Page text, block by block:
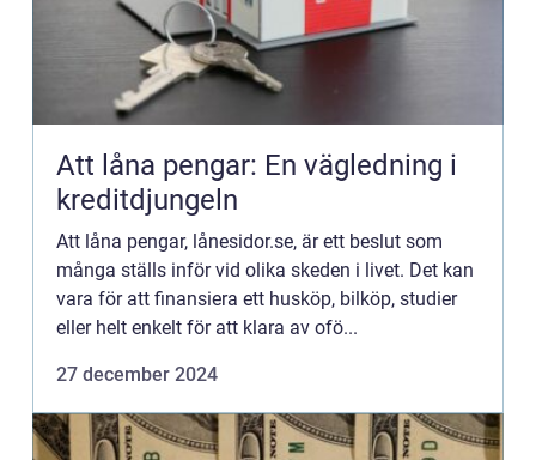
Att låna pengar: En vägledning i
kreditdjungeln
Att låna pengar, lånesidor.se, är ett beslut som
många ställs inför vid olika skeden i livet. Det kan
vara för att finansiera ett husköp, bilköp, studier
eller helt enkelt för att klara av ofö...
27 december 2024